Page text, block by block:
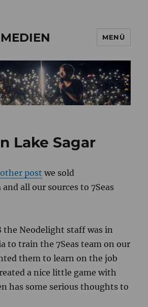
MENÜ
Lake Sagar
post we sold
and all our sources to 7Seas
theNeodelight staff was in
to train the 7Seas team on our
them to learn on the job
a nice little game with
has some serious thoughts to